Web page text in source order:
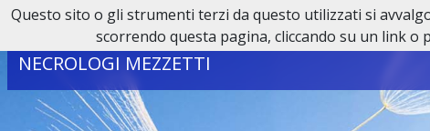
Reperibilità H24: 0321 80 65 95
NECROLOGI MEZZETTI
Questo sito o gli strumenti terzi da questo utilizzati si
scorrendo questa pagina, cliccando su un link